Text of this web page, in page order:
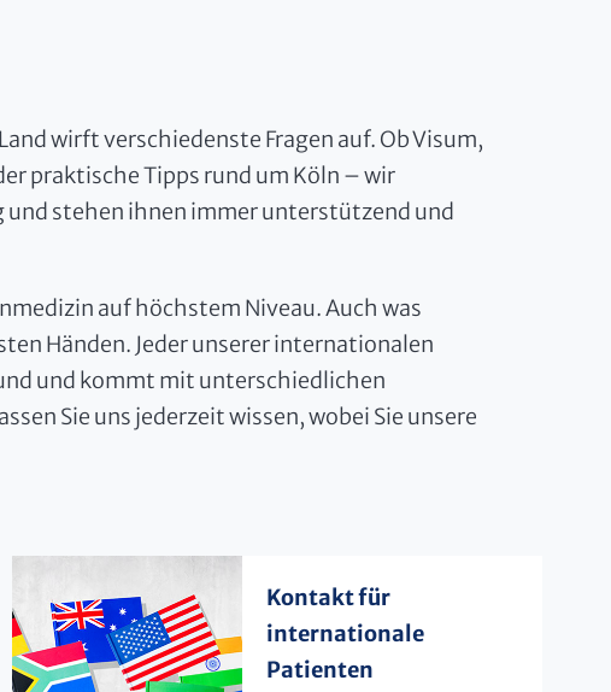
wirft verschiedenste Fragen auf. Ob Visum,
praktische Tipps rund um Köln – wir
stehen ihnen immer unterstützend und
auf höchstem Niveau. Auch was
Händen. Jeder unserer internationalen
und kommt mit unterschiedlichen
Sie uns jederzeit wissen, wobei Sie unsere
Kontakt für
internationale
Patienten